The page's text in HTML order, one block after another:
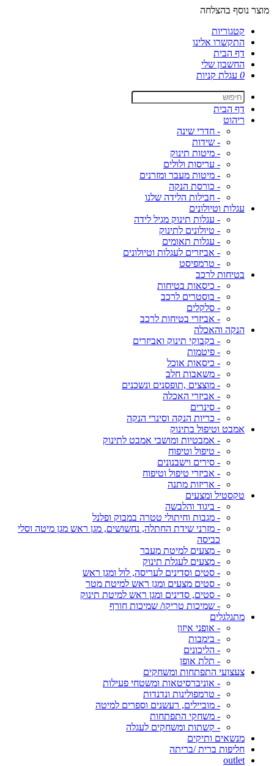
מוצר נוסף בהצלחה
קטגוריות
התקשרו אלינו
דף הבית
החשבון שלי
0 עגלת קניות
דף הבית
ריהוט
- חדרי שינה
- שידות
- מיטות תינוק
- עריסות ולולים
- מיטות מעבר ומזרנים
- כורסת הנקה
- חבילות הלידה שלנו
עגלות וטיולונים
- עגלות תינוק מגיל לידה
- טיולונים לתינוק
- עגלות תאומים
- אביזרים לעגלות וטיולונים
- טרמפיסט
בטיחות לרכב
- כיסאות בטיחות
- בוסטרים לרכב
- סלקלים
- אביזרי בטיחות לרכב
הנקה והאכלה
- בקבוקי תינוק ואביזרים
- פיטמות
- כיסאות אוכל
- משאבות חלב
- מוצצים ,תופסנים ונשכנים
- אביזרי האכלה
- סינרים
- כריות הנקה וסינרי הנקה
אמבט וטיפול בתינוק
- אמבטיות ומושבי אמבט לתינוק
- טיפול וטיפוח
- סירים וישבנונים
- אביזרי טיפול וטיפוח
- אריזות מתנה
טקסטיל ומצעים
- ביגוד והלבשה
- מגבות וחיתולי טטרה במבוק ופלנל
- מזרני שידת החתלה, נחשושים, מגן ראש מגן מיטה וסלי
כביסה
- מצעים למיטת מעבר
- מצעים לעגלת תינוק
- סטים וסדינים לעריסה, לול ומגן ראש
- סטים מצעים ומגן ראש למיטת מטר
- סטים, סדינים ומגן ראש למיטת תינוק
- שמיכות טריקו/ שמיכות חורף
מתגלגלים
- אופני איזון
- בימבות
- הליכונים
- תלת אופן
צעצועי התפתחות ומשחקים
- אוניברסיטאות ומשטחי פעילות
- טרמפולינות ונדנדות
- מוביילים, רעשנים וספרים למיטה
- משחקי התפתחות
- קשתות ומשחקים לעגלה
מנשאים ותיקים
חליפות ברית /בריתה
outlet